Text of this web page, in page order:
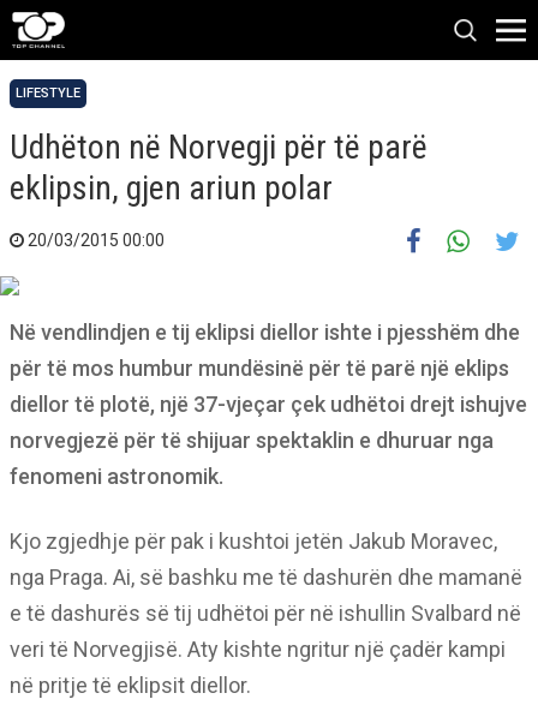
LIFESTYLE
Udhëton në Norvegji për të parë
eklipsin, gjen ariun polar
20/03/2015 00:00
Në vendlindjen e tij eklipsi diellor ishte i pjesshëm dhe
për të mos humbur mundësinë për të parë një eklips
diellor të plotë, një 37-vjeçar çek udhëtoi drejt ishujve
norvegjezë për të shijuar spektaklin e dhuruar nga
fenomeni astronomik.
Kjo zgjedhje për pak i kushtoi jetën Jakub Moravec,
nga Praga. Ai, së bashku me të dashurën dhe mamanë
e të dashurës së tij udhëtoi për në ishullin Svalbard në
veri të Norvegjisë. Aty kishte ngritur një çadër kampi
në pritje të eklipsit diellor.